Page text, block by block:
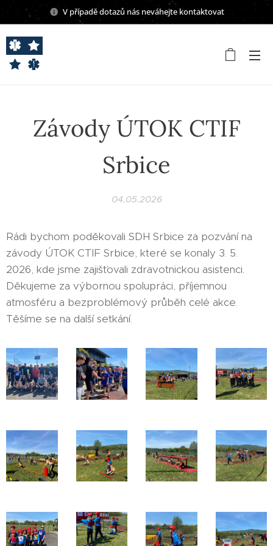
V případě dotazů nás neváhejte kontaktovat
Závody ÚTOK CTIF
Srbice
04.05.2026
Rádi bychom poděkovali SDH Srbice za pozvání na
závody ÚTOK CTIF Srbice, které se konaly 3. 5.
2026, kde jsme zajišťovali zdravotnickou asistenci.
Děkujeme za výbornou spolupráci, příjemnou
atmosféru a bezproblémový průběh celé akce.
Těšíme se na další setkání.